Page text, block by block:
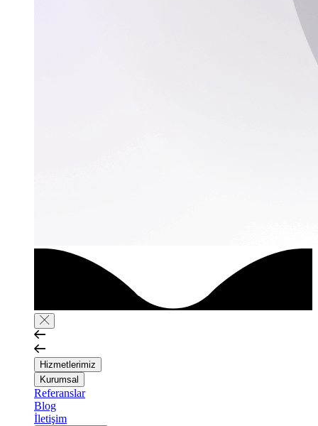
Hizmetlerimiz
Kurumsal
Referanslar
Blog
İletişim